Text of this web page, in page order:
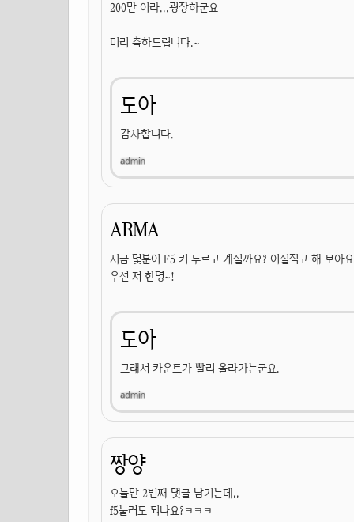
200만 이라...굉장하군요
미리 축하드립니다.~
도아
감사합니다.
ARMA
지금 몇분이 F5 키 누르고 계실까요? 이실직고 해 보아
우선 저 한명~!
도아
그래서 카운트가 빨리 올라가는군요.
짱양
오늘만 2번째 댓글 남기는데,,
f5눌러도 되나요?ㅋㅋㅋ